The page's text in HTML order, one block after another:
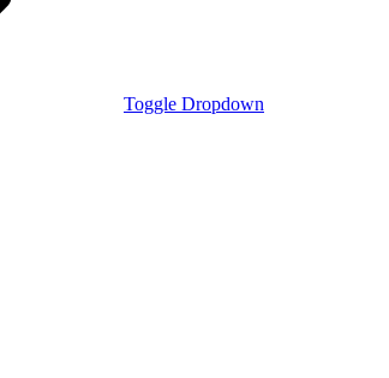
Toggle Dropdown